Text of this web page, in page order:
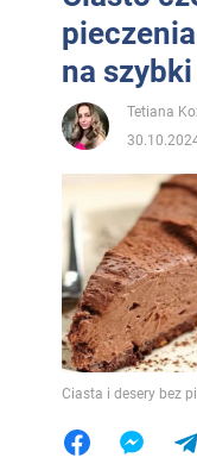
na
Tetiana
Ciasta i desery bez